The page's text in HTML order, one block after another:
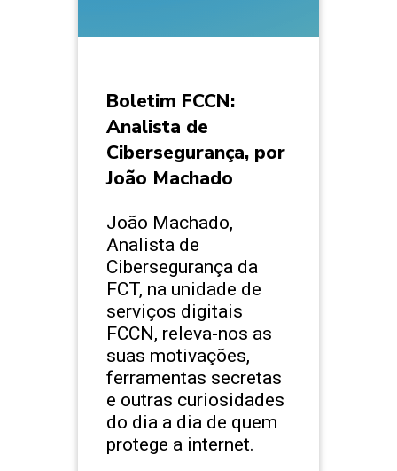
Boletim FCCN:
Analista de
Cibersegurança, por
João Machado
João Machado,
Analista de
Cibersegurança da
FCT, na unidade de
serviços digitais
FCCN, releva-nos as
suas motivações,
ferramentas secretas
e outras curiosidades
do dia a dia de quem
protege a internet.